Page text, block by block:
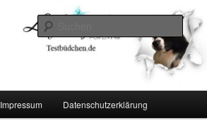
Impressum Datenschutzerklärung